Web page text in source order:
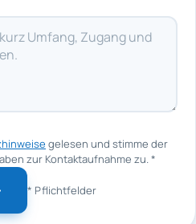
gelesen und stimme der
zur Kontaktaufnahme zu.*
* Pflichtfelder